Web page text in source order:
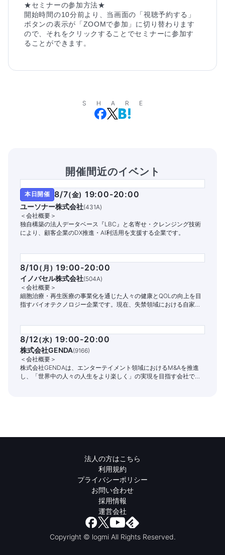
★セミナーの参加方法★
開始時間の10分前より、当画面の「視聴予約する」
ボタンの表示が「ZOOMで参加」に切り替わります
ので、それをクリックすることでセミナーに参加す
ることができます。
SHARE
開催間近のイベント
本日開催 8/7(金) 19:00-20:00
ユーソナー株式会社(431A)
＜会社概要＞
独自構築の法人データベース『LBC』と名寄せ・クレンジング技術
により、顧客企業のDX推進・AI利活用を支援する企業です。
8/10( 月) 19:00-20:00
イノバセル株式会社(504A)
＜会社概要＞
細胞治療・再生医療の事業化を通じた人々の健康とQOLの向上を目
指すバイオテクノロジー企業です。現在、失禁領域における自家細
8/12(水) 19:00-20:00
株式会社GENDA(9166)
＜会社概要＞
株式会社GENDAは、エンターテイメント領域におけるM&Aを推進
し、「世界中の人々の人生をより楽しく」の実現を目指す会社で
法人の方はこちら
利用規約
プライバシーポリシー
お問い合わせ
採用情報
運営会社
Copyright © logmi All Rights Reserved.